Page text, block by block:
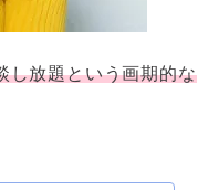
し放題という画期的な